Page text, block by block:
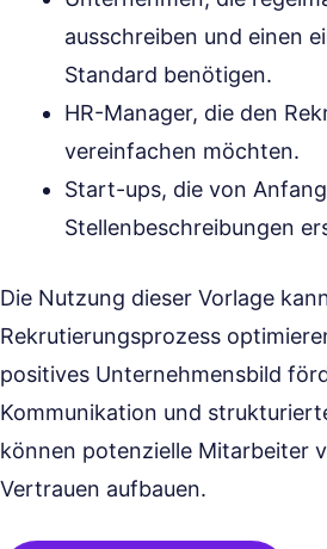
ausschreiben und einen
Standard benötigen.
HR-Manager, die den
vereinfachen möchten.
Start-ups, die von
Stellenbeschreibungen
Die Nutzung dieser Vorlage
Rekrutierungsprozess
positives Unternehmensbild
Kommunikation und
können potenzielle Mitarbeiter
Vertrauen aufbauen.